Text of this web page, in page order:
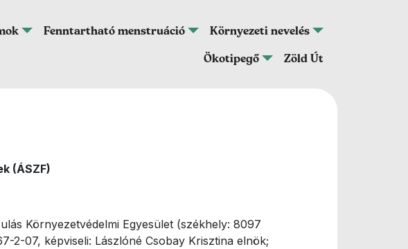
Fenntartható menstruáció
Környezeti nevelés
Ökotipegő
Zöld Út
(ÁSZF)
Környezetvédelmi Egyesület (székhely: 8097
2-07, képviseli: Lászlóné Csobay Krisztina elnök;